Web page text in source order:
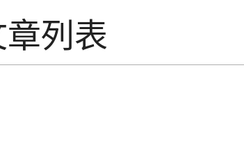
列表